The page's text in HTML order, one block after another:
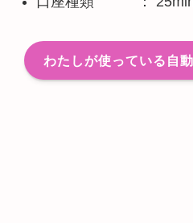
わたしが使っている自